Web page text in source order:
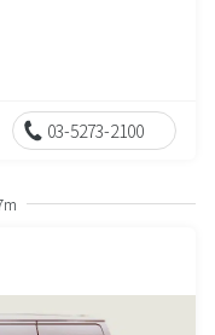
03-5273-2100